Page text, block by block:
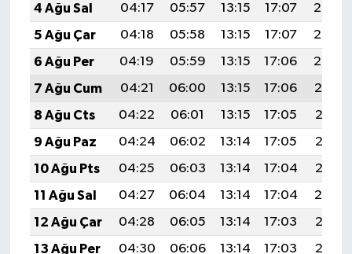
4 Ağu Sal
04:17 05:57 13:15 17:07
20:23
5 Ağu Çar
04:18 05:58 13:15 17:07
20:22
6 Ağu Per
04:19 05:59 13:15 17:06
20:20
7 Ağu Cum
04:21 06:00 13:15 17:06
20:19
8 Ağu Cts
04:22 06:01 13:15 17:05
20:18
9 Ağu Paz
04:24 06:02 13:14 17:05
20:17
10 Ağu Pts
04:25 06:03 13:14 17:04
20:16
11 Ağu Sal
04:27 06:04 13:14 17:04
20:14
12 Ağu Çar
04:28 06:05 13:14 17:03
20:13
13 Ağu Per
04:30 06:06 13:14 17:03
20:12